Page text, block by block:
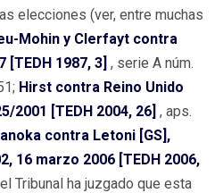
elecciones (ver, entre muchas
Mohin y Clerfayt contra
[TEDH 1987, 3] , serie A núm.
Hirst contra Reino Unido
2001 [TEDH 2004, 26] , aps.
contra Letoni [GS],
16 marzo 2006 [TEDH 2006,
Tribunal ha juzgado que esta